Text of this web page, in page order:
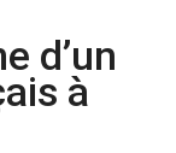
d’un
à